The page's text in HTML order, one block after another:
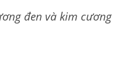
đen và kim cương